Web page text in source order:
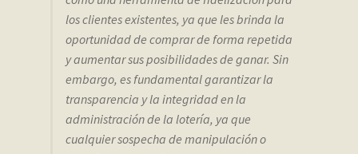
los clientes existentes, ya que les brinda la
oportunidad de comprar de forma repetida
y aumentar sus posibilidades de ganar. Sin
embargo, es fundamental garantizar la
transparencia y la integridad en la
administración de la lotería, ya que
cualquier sospecha de manipulación o